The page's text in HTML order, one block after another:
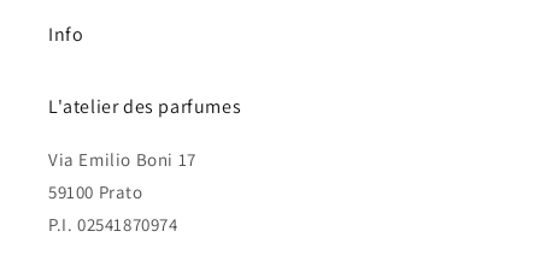
Info
L'atelier des parfumes
Via Emilio Boni 17
59100 Prato
P.I. 02541870974